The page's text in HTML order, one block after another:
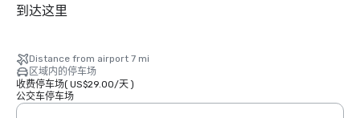
到达这里
Distance from airport 7 mi
区域内的停车场
收费停车场( US$29.00/天)
公交车停车场